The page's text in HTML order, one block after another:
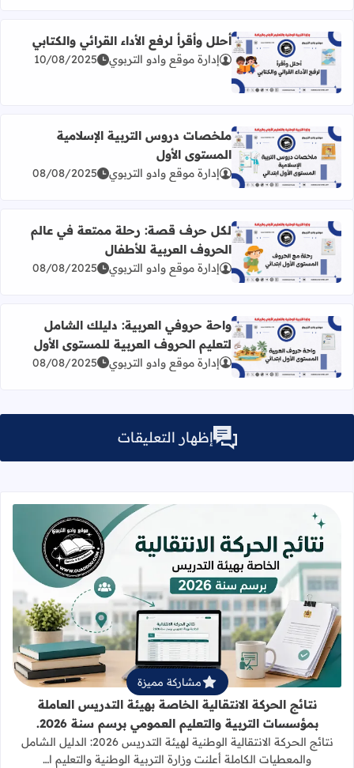
اقرأ المزيد عن أحلل وأقرأ لرفع الأداء القرائي والكتابي
أحلل وأقرأ لرفع الأداء القرائي والكتابي
إدارة موقع وادو التربوي 10/08/2025
اقرأ المزيد عن ملخصات دروس التربية الإسلامية المستوى
ملخصات دروس التربية الإسلامية
المستوى الأول
إدارة موقع وادو التربوي 08/08/2025
اقرأ المزيد عن لكل حرف قصة: رحلة ممتعة في عالم الحروف
لكل حرف قصة: رحلة ممتعة في عالم
الحروف العربية للأطفال
إدارة موقع وادو التربوي 08/08/2025
اقرأ المزيد عن واحة حروفي العربية: دليلك الشامل لتعليم
واحة حروفي العربية: دليلك الشامل
لتعليم الحروف العربية للمستوى الأول
إدارة موقع وادو التربوي 08/08/2025
إظهار التعليقات
قراءة المزيد عن نتائج الحركة
مشاركة مميزة
نتائج الحركة الانتقالية الخاصة بهيئة التدريس العاملة
بمؤسسات التربية والتعليم العمومي برسم سنة 2026.
نتائج الحركة الانتقالية الوطنية لهيئة التدريس 2026: الدليل الشامل
والمعطيات الكاملة أعلنت وزارة التربية الوطنية والتعليم ا…